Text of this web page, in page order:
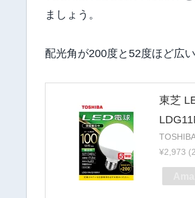
ましょう。
配光角が200度と52度ほど広い
東芝
¥2,973